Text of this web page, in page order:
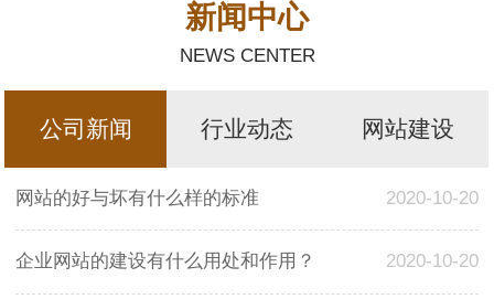
新闻中心
NEWS CENTER
公司新闻 行业动态 网站建设
网站的好与坏有什么样的标准 2020-10-20
企业网站的建设有什么用处和作用？ 2020-10-20